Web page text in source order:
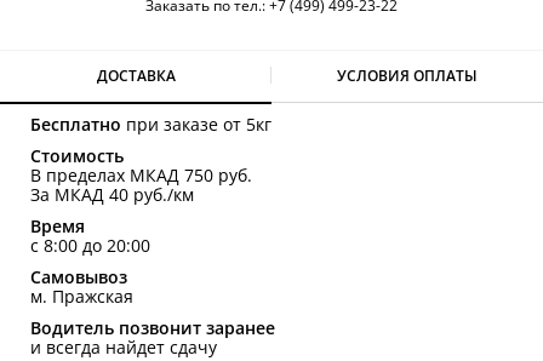
Заказать по тел.:+7 (499) 499-23-22
ДОСТАВКА УСЛОВИЯ ОПЛАТЫ
Бесплатно при заказе от 5кг
Стоимость
В пределах МКАД 750 руб.
За МКАД 40 руб./км
Время
с 8:00 до 20:00
Самовывоз
м. Пражская
Водитель позвонит заранее
и всегда найдет сдачу